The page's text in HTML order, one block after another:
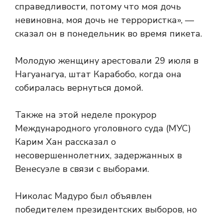
справедливости, потому что моя дочь
невиновна, моя дочь не террористка», —
сказал он в понедельник во время пикета.
Молодую женщину арестовали 29 июля в
Нагуанагуа, штат Карабобо, когда она
собиралась вернуться домой.
Также на этой неделе прокурор
Международного уголовного суда (МУС)
Карим Хан рассказал о
несовершеннолетних, задержанных в
Венесуэле в связи с выборами.
Николас Мадуро был объявлен
победителем президентских выборов, но